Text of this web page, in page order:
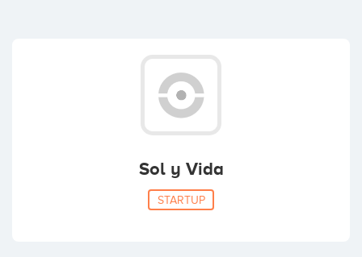
Sol y Vida
STARTUP